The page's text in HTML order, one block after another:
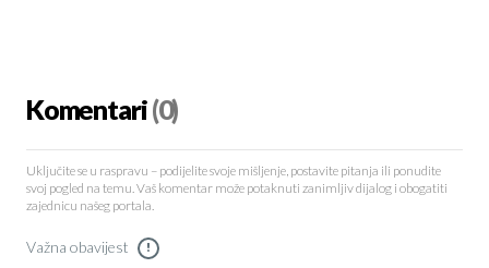
Komentari(0)
Uključite se u raspravu – podijelite svoje mišljenje, postavite pitanja ili ponudite
svoj pogled na temu. Vaš komentar može potaknuti zanimljiv dijalog i obogatiti
zajednicu našeg portala.
Važna obavijest !